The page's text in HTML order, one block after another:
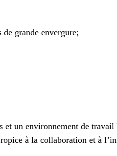
grande envergure;
un environnement de
à la collaboration et à